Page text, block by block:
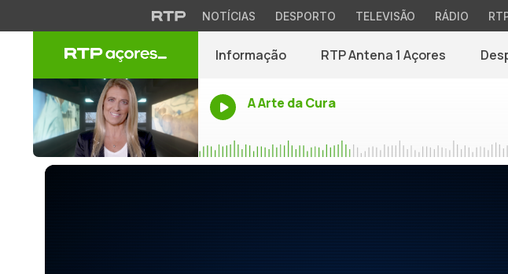
NOTÍCIAS DESPORTO TELEVISÃO RÁDIO
Informação RTP Antena 1 Açores
A Arte da Cura